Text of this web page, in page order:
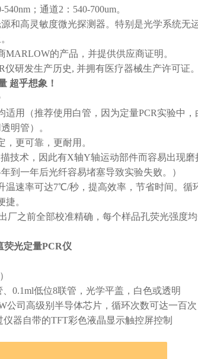
；通道2：540-700um。
和高灵敏度微光探测器。特别是光学系统无
的产品，并提供供应商证明。
仪研发生产历史, 并拥有医疗器械生产许可证。
超乎想象！
适用（推荐使用白管，因为定量PCR实验中
明管）。
更可靠，更耐用。
描技术，因此有X轴Y轴运动部件而容易出现
到一年后光纤容易堵塞导致实验失败。）
温速率可达7℃/秒，提高效率，节省时间。循
。
厂之前全部校准精确，每个样品孔荧光强度均
荧光定量PCR仪
0.1ml低位8联管，光学平盖，白色或透明
公司高级别半导体芯片，循环次数可达一百次
器自带的TFT彩色液晶显示触控屏控制
支持U盘导出数据